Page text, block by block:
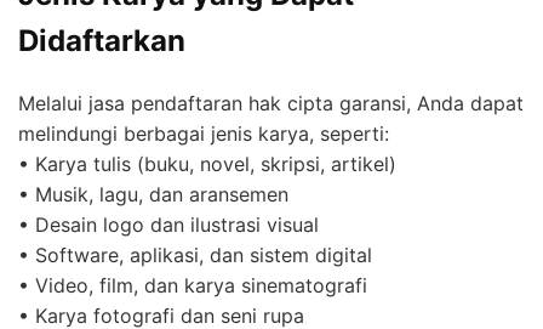
Didaftarkan
Melalui jasa pendaftaran hak cipta garansi, Anda dapat
melindungi berbagai jenis karya, seperti:
• Karya tulis (buku, novel, skripsi, artikel)
• Musik, lagu, dan aransemen
• Desain logo dan ilustrasi visual
• Software, aplikasi, dan sistem digital
• Video, film, dan karya sinematografi
• Karya fotografi dan seni rupa